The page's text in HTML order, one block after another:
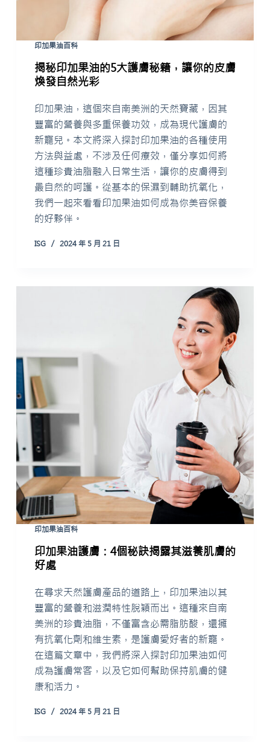
印加果油百科
揭秘印加果油的5大護膚秘籍，讓你的皮膚
煥發自然光彩
印加果油，這個來自南美洲的天然寶藏，因其
豐富的營養與多重保養功效，成為現代護膚的
新寵兒。本文將深入探討印加果油的各種使用
方法與益處，不涉及任何療效，僅分享如何將
這種珍貴油脂融入日常生活，讓你的皮膚得到
最自然的呵護。從基本的保濕到輔助抗氧化，
我們一起來看看印加果油如何成為你美容保養
的好夥伴。
ISG 2024 年 5 月 21 日
印加果油百科
印加果油護膚：4個秘訣揭露其滋養肌膚的
好處
在尋求天然護膚產品的道路上，印加果油以其
豐富的營養和滋潤特性脫穎而出。這種來自南
美洲的珍貴油脂，不僅富含必需脂肪酸，還擁
有抗氧化劑和維生素，是護膚愛好者的新寵。
在這篇文章中，我們將深入探討印加果油如何
成為護膚常客，以及它如何幫助保持肌膚的健
康和活力。
ISG 2024 年 5 月 21 日